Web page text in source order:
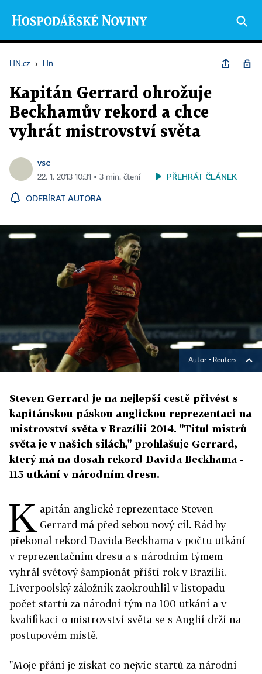
HN.cz › Hn
Kapitán Gerrard ohrožuje
Beckhamův rekord a chce
vyhrát mistrovství světa
vsc
22. 1. 2013 10:31 ▪ 3 min. čtení PŘEHRÁT ČLÁNEK
ODEBÍRAT AUTORA
Autor ▪ Reuters
Steven Gerrard je na nejlepší cestě přivést s
kapitánskou páskou anglickou reprezentaci na
mistrovství světa v Brazílii 2014. "Titul mistrů
světa je v našich silách," prohlašuje Gerrard,
který má na dosah rekord Davida Beckhama -
115 utkání v národním dresu.
K apitán anglické reprezentace Steven
Gerrard má před sebou nový cíl. Rád by
překonal rekord Davida Beckhama v počtu utkání
v reprezentačním dresu a s národním týmem
vyhrál světový šampionát příští rok v Brazílii.
Liverpoolský záložník zaokrouhlil v listopadu
počet startů za národní tým na 100 utkání a v
kvalifikaci o mistrovství světa se s Anglií drží na
postupovém místě.
"Moje přání je získat co nejvíc startů za národní